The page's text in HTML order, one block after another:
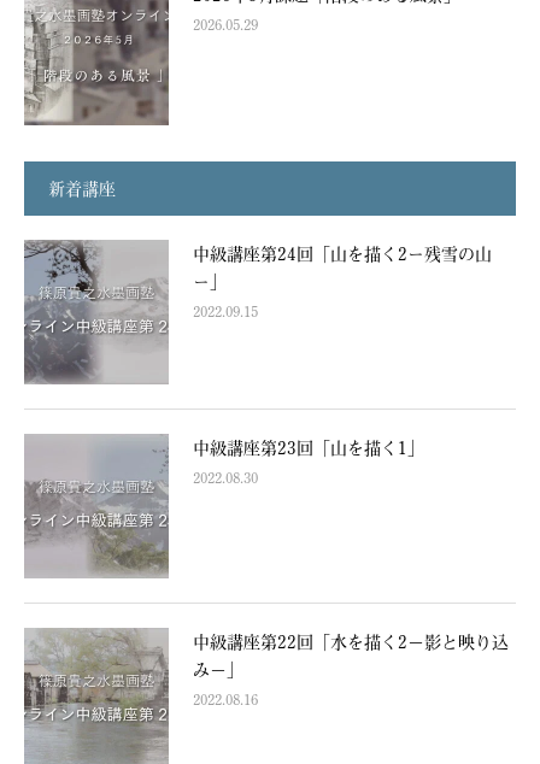
2026.05.29
新着講座
中級講座第24回「山を描く2ー残雪の山
ー」
2022.09.15
中級講座第23回「山を描く1」
2022.08.30
中級講座第22回「水を描く2−影と映り込
み−」
2022.08.16